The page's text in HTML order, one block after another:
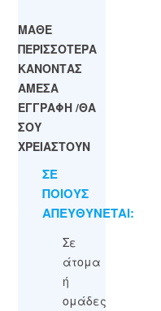
ΜΑΘΕ
ΠΕΡΙΣΣΟΤΕΡΑ
ΚΑΝΟΝΤΑΣ
ΑΜΕΣΑ
ΕΓΓΡΑΦΗ /ΘΑ
ΣΟΥ
ΧΡΕΙΑΣΤΟΥΝ
ΣΕ
ΠΟΙΟΥΣ
ΑΠΕΥΘΥΝΕΤΑΙ:
Σε
άτομα
ή
ομάδες